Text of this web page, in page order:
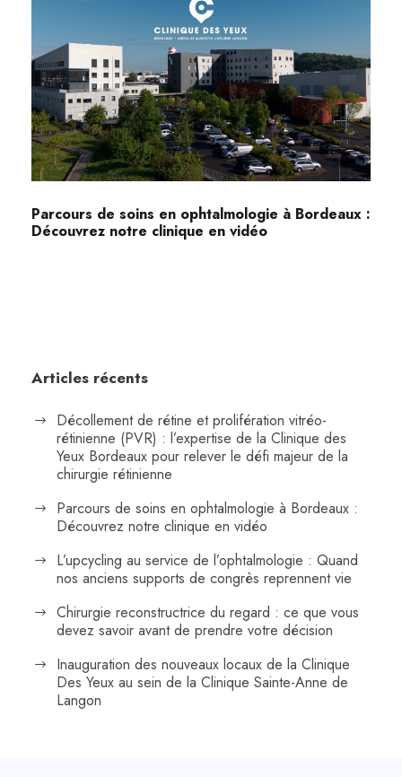
Parcours de soins en ophtalmologie à Bordeaux :
Découvrez notre clinique en vidéo
Articles récents
Décollement de rétine et prolifération vitréo-
rétinienne (PVR) : l’expertise de la Clinique des
Yeux Bordeaux pour relever le défi majeur de la
chirurgie rétinienne
Parcours de soins en ophtalmologie à Bordeaux :
Découvrez notre clinique en vidéo
L’upcycling au service de l’ophtalmologie : Quand
nos anciens supports de congrès reprennent vie
Chirurgie reconstructrice du regard : ce que vous
devez savoir avant de prendre votre décision
Inauguration des nouveaux locaux de la Clinique
Des Yeux au sein de la Clinique Sainte-Anne de
Langon